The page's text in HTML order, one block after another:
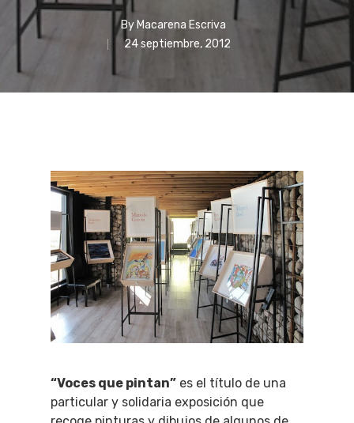
By Macarena Escriva
24 septiembre, 2012
“Voces que pintan” es el título de una
particular y solidaria exposición que